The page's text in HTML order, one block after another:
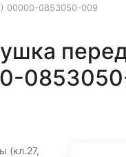
00000-0853050-009
(кл.27,